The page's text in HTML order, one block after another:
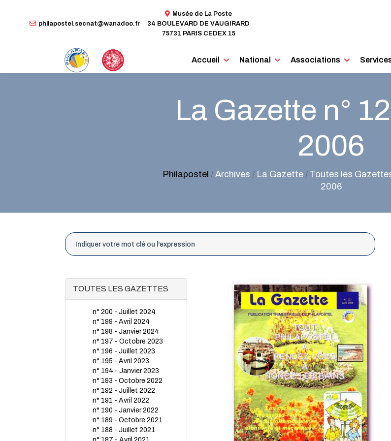
philapostel.secnat@wanadoo.fr
Musée de La Poste
34 BOULEVARD DE VAUGIRARD
75731 PARIS CEDEX 15
Accueil National Associations
La Gazette n°
2006
Philapostel / Archives / La Gazette / Toutes les
2006
TOUTES LES GAZETTES
n° 200 - Juillet 2024
n° 199 - Avril 2024
n° 198 - Janvier 2024
n° 197 - Octobre 2023
n° 196 - Juillet 2023
n° 195 - Avril 2023
n° 194 - Janvier 2023
n° 193 - Octobre 2022
n° 192 - Juillet 2022
n° 191 - Avril 2022
n° 190 - Janvier 2022
n° 189 - Octobre 2021
n° 188 - Juillet 2021